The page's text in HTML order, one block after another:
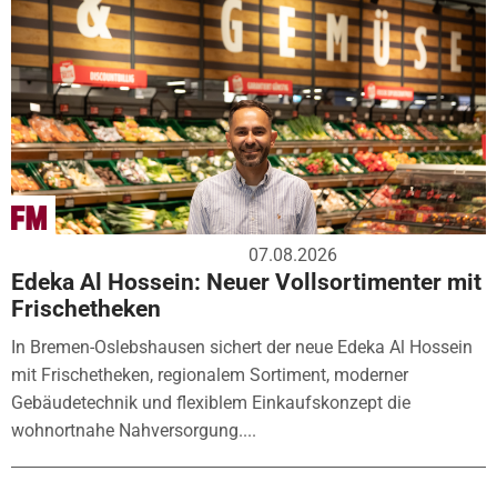
07.08.2026
Edeka Al Hossein: Neuer Vollsortimenter mit
Frischetheken
In Bremen-Oslebshausen sichert der neue Edeka Al Hossein
mit Frischetheken, regionalem Sortiment, moderner
Gebäudetechnik und flexiblem Einkaufskonzept die
wohnortnahe Nahversorgung....